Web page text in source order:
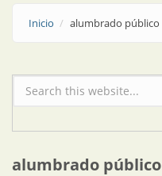
Inicio alumbrado público
Formulario de búsqueda
alumbrado público